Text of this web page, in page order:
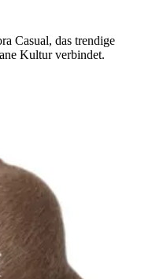
Casual, das trendige
Kultur verbindet.